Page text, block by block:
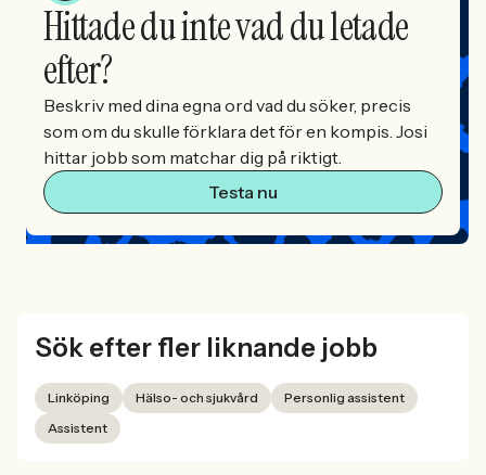
Hittade du inte vad du letade
efter?
Beskriv med dina egna ord vad du söker, precis
som om du skulle förklara det för en kompis. Josi
hittar jobb som matchar dig på riktigt.
Testa nu
Sök efter fler liknande jobb
Linköping Hälso- och sjukvård
Personlig assistent
Assistent